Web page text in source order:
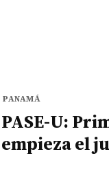
PANAMÁ
PASE-U:
empieza el